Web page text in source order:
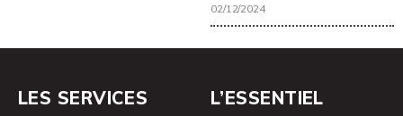
02/12/2024
LES SERVICES L’ESSENTIEL